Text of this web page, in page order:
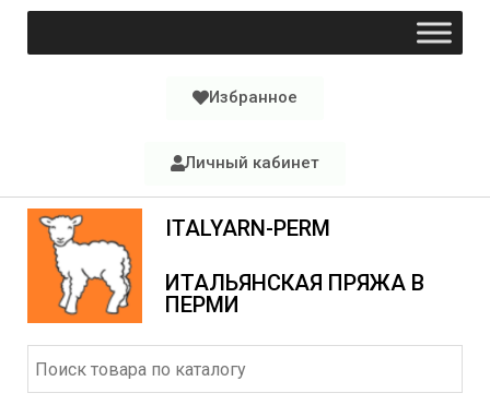
Избранное
Личный кабинет
ITALYARN-PERM
ИТАЛЬЯНСКАЯ ПРЯЖА В
ПЕРМИ